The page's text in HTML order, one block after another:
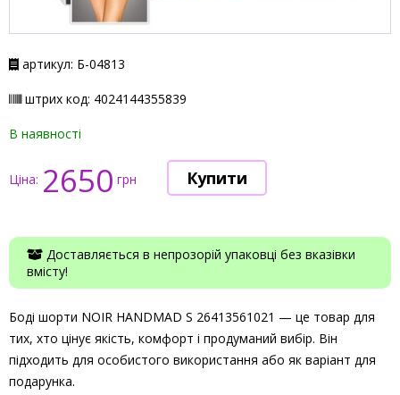
артикул: Б-04813
штрих код: 4024144355839
В наявності
Ціна: 2650 грн
Доставляється в непрозорій упаковці без вказівки
вмісту!
Боді шорти NOIR HANDMAD S 26413561021 — це товар для
тих, хто цінує якість, комфорт і продуманий вибір. Він
підходить для особистого використання або як варіант для
подарунка.